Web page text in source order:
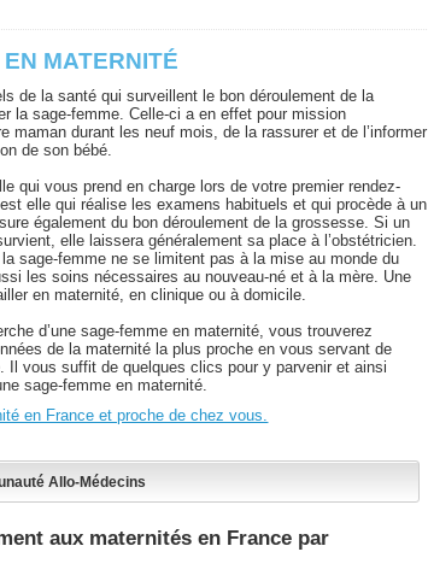
MATERNITÉ
de la santé qui surveillent le bon déroulement de la
la sage-femme. Celle-ci a en effet pour mission
maman durant les neuf mois, de la rassurer et de l’informer
de son bébé.
qui vous prend en charge lors de votre premier rendez-
elle qui réalise les examens habituels et qui procède à un
également du bon déroulement de la grossesse. Si un
elle laissera généralement sa place à l’obstétricien.
sage-femme ne se limitent pas à la mise au monde du
les soins nécessaires au nouveau-né et à la mère. Une
en maternité, en clinique ou à domicile.
d’une sage-femme en maternité, vous trouverez
de la maternité la plus proche en vous servant de
Il vous suffit de quelques clics pour y parvenir et ainsi
sage-femme en maternité.
en France et proche de chez vous.
Allo-Médecins
aux maternités en France par